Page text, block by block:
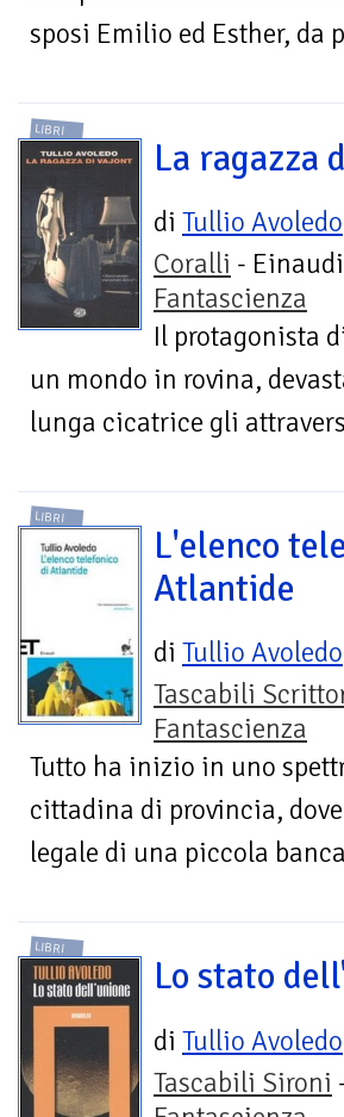
sposi Emilio ed Esther, da
LIBRI
La ragazza
di Tullio Avoledo
Coralli -
Fantascienza
Il protagonista
un mondo in rovina,
lunga cicatrice gli
LIBRI
L'elenco
Atlantide
di Tullio Avoledo
Tascabili
Fantascienza
Tutto ha inizio in uno
cittadina di provincia,
legale di una piccola
LIBRI
Lo stato
di Tullio Avoledo
Tascabili Sironi